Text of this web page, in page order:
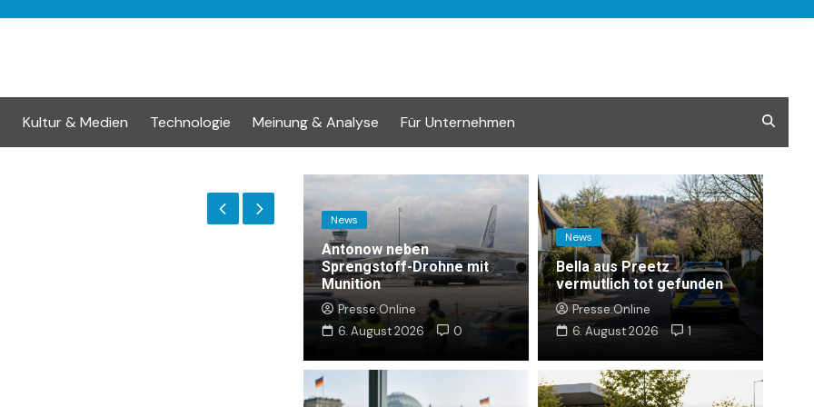
Kultur & Medien Technologie Meinung & Analyse Für Unternehmen
News
Antonow neben
Sprengstoff-Drohne mit
Munition
Presse.Online
6. August 2026
0
News
Bella aus Preetz
vermutlich tot gefunden
Presse.Online
6. August 2026
1